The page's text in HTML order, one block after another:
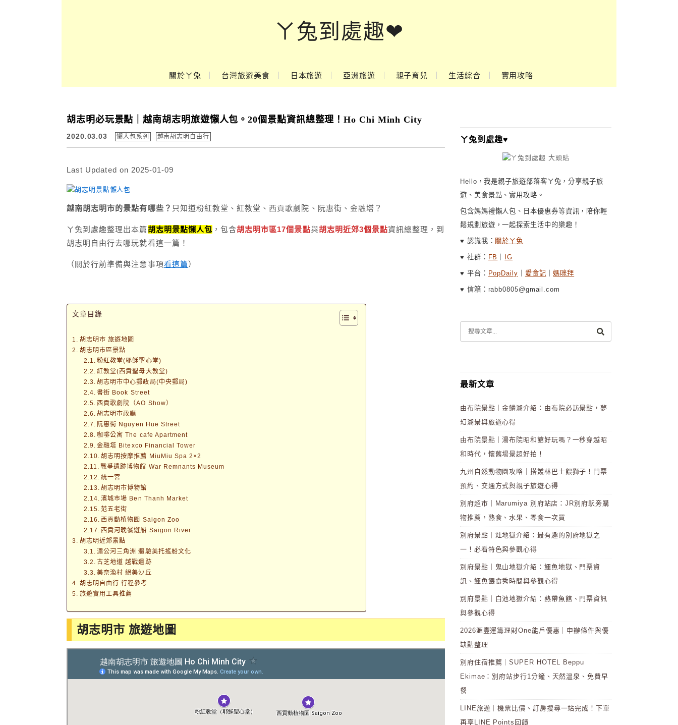
ㄚ兔到處趣❤
關於ㄚ兔 台灣旅遊美食 日本旅遊 亞洲旅遊 親子育兒 生活綜合 實用攻略
胡志明必玩景點｜越南胡志明旅遊懶人包。20個景點資訊總整理！Ho Chi Minh City
2020.03.03 懶人包系列 越南胡志明自由行
Last Updated on 2025-01-09
越南胡志明市的景點有哪些？ 只知道粉紅教堂、紅教堂、西貢歌劇院、阮惠街、金融塔？
ㄚ兔到處趣整理出本篇胡志明景點懶人包 ，包含胡志明市區17個景點與胡志明近郊3個景點資訊總整理，到
胡志明自由行去哪玩就看這一篇！
（關於行前準備與注意事項看這篇）
文章目錄
胡志明市 旅遊地圖
胡志明市區景點
粉紅教堂(耶穌聖心堂)
紅教堂(西貢聖母大教堂)
胡志明市中心郵政局(中央郵局)
書街 Book Street
西貢歌劇院（AO Show）
胡志明市政廳
阮惠街 Nguyen Hue Street
咖啡公寓 The cafe Apartment
金融塔 Bitexco Financial Tower
胡志明按摩推薦 MiuMiu Spa 2×2
戰爭遺跡博物館 War Remnants Museum
統一宮
胡志明市博物館
濱城市場 Ben Thanh Market
范五老街
西貢動植物園 Saigon Zoo
西貢河晚餐遊船 Saigon River
胡志明近郊景點
湄公河三角洲 體驗美托搖船文化
古芝地道 越戰遺跡
美奈漁村 絕美沙丘
胡志明自由行 行程參考
旅遊實用工具推薦
胡志明市 旅遊地圖
ㄚ兔到處趣♥
Hello，我是親子旅遊部落客ㄚ兔，分享親子旅
遊、美食景點、實用攻略。
包含媽媽禮懶人包、日本優惠券等資訊，陪你輕
鬆規劃旅遊，一起探索生活中的樂趣！
♥ 認識我： 關於ㄚ兔
♥ 社群： FB IG
♥ 平台： PopDaily 愛食記 ｜媽咪拜
♥ 信箱：rabb0805@gmail.com
最新文章
由布院景點｜金鱗湖介紹：由布院必訪景點，夢
幻湖景與旅遊心得
由布院景點｜湯布院昭和館好玩嗎？一秒穿越昭
和時代，懷舊場景超好拍！
九州自然動物園攻略｜搭叢林巴士餵獅子！門票
預約、交通方式與親子旅遊心得
別府超市｜Marumiya 別府站店：JR別府駅旁購
物推薦，熟食、水果、零食一次買
別府景點｜灶地獄介紹：最有趣的別府地獄之
一！必看特色與參觀心得
別府景點｜鬼山地獄介紹：鱷魚地獄、門票資
訊、鱷魚餵食秀時間與參觀心得
別府景點｜白池地獄介紹：熱帶魚館、門票資訊
與參觀心得
2026滙豐運籌理財One能戶優惠｜申辦條件與優
缺點整理
別府住宿推薦｜SUPER HOTEL Beppu
Ekimae：別府站步行1分鐘、天然溫泉、免費早
餐
LINE旅遊｜機票比價、訂房搜尋一站完成！下單
再享LINE Points回饋